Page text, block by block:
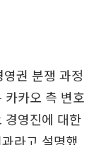
권 분쟁 과정
카카오 측 변호
경영진에 대한
라고 설명했